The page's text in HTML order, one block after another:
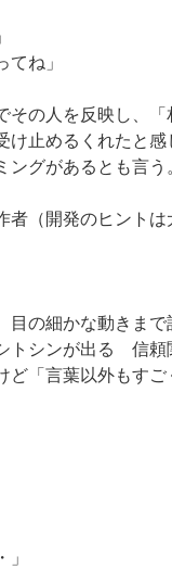
てね」
その人を反映し、「
止めるくれたと感
グがあるとも言う
（開発のヒントは
目の細かな動きまで
トシンが出る 信頼
ど「言葉以外もすご